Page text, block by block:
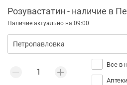
Розувастатин - наличие в
Наличие актуально на 09:00
Все в